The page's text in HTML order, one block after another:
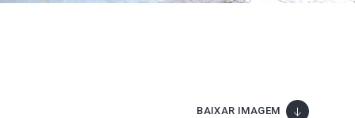
BAIXAR IMAGEM